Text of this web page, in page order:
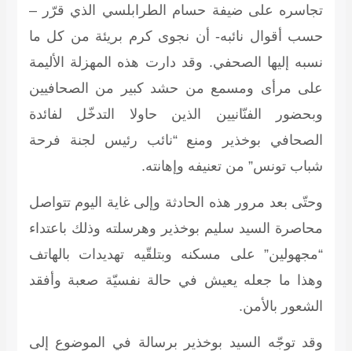
تجاسره على ضيفة حسام الطرابلسي الذي قرّر –
حسب أقوال نائبه- أن نجوى كرم بريئة من كل ما
نسبه إليها الصحفي. وقد دارت هذه المهزلة الأليمة
على مرأى ومسمع من حشد كبير من الصحافيين
وبحضور الفنّانيين الذين حاولا التدخّل لفائدة
الصحافي بوخذير ومنع “نائب رئيس لجنة فرحة
شباب تونس” من تعنيفه وإهانته.
وحتّى بعد مرور هذه الحادثة وإلى غاية اليوم تتواصل
محاصرة السيد سليم بوخذير وهرسلته وذلك باعتداء
“مجهولين” على مسكنه وبتلقّيه تهديدات بالهاتف
وهذا ما جعله يعيش في حالة نفسيّة صعبة وأفقد
الشعور بالأمن.
وقد توجّه السيد بوخذير برسالة في الموضوع إلى